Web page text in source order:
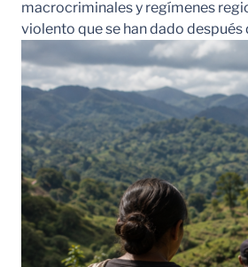
macrocriminales y regímenes
violento que se han dado